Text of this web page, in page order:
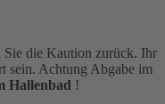
Sie die Kaution zurück. Ihr
sein. Achtung Abgabe im
Hallenbad !